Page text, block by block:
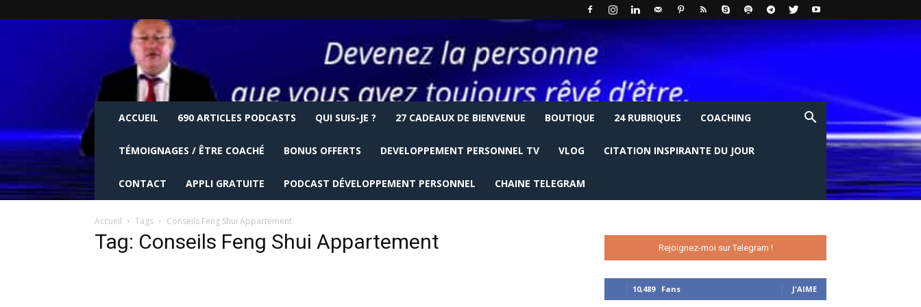
ACCUEIL 690 ARTICLES PODCASTS QUI SUIS-JE ? 27 CADEAUX DE BIENVENUE BOUTIQUE 24 RUBRIQUES COACHING
TÉMOIGNAGES / ÊTRE COACHÉ BONUS OFFERTS DEVELOPPEMENT PERSONNEL TV VLOG CITATION INSPIRANTE DU JOUR
CONTACT APPLI GRATUITE PODCAST DÉVELOPPEMENT PERSONNEL CHAINE TELEGRAM
Accueil Tags Conseils Feng Shui Appartement
Tag: Conseils Feng Shui Appartement Rejoignez-moi sur Telegram !
10,489 Fans J'AIME